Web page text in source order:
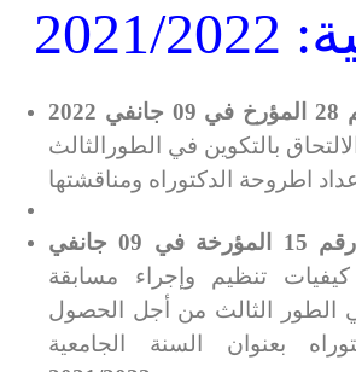
2022
بالتكوين في الطورالثالث
المذكرة رقم 15 المؤرخة في 09 جانفي
تنظيم وإجراء مسابقة
الطور الثالث من أجل الحصول
بعنوان السنة الجامعية